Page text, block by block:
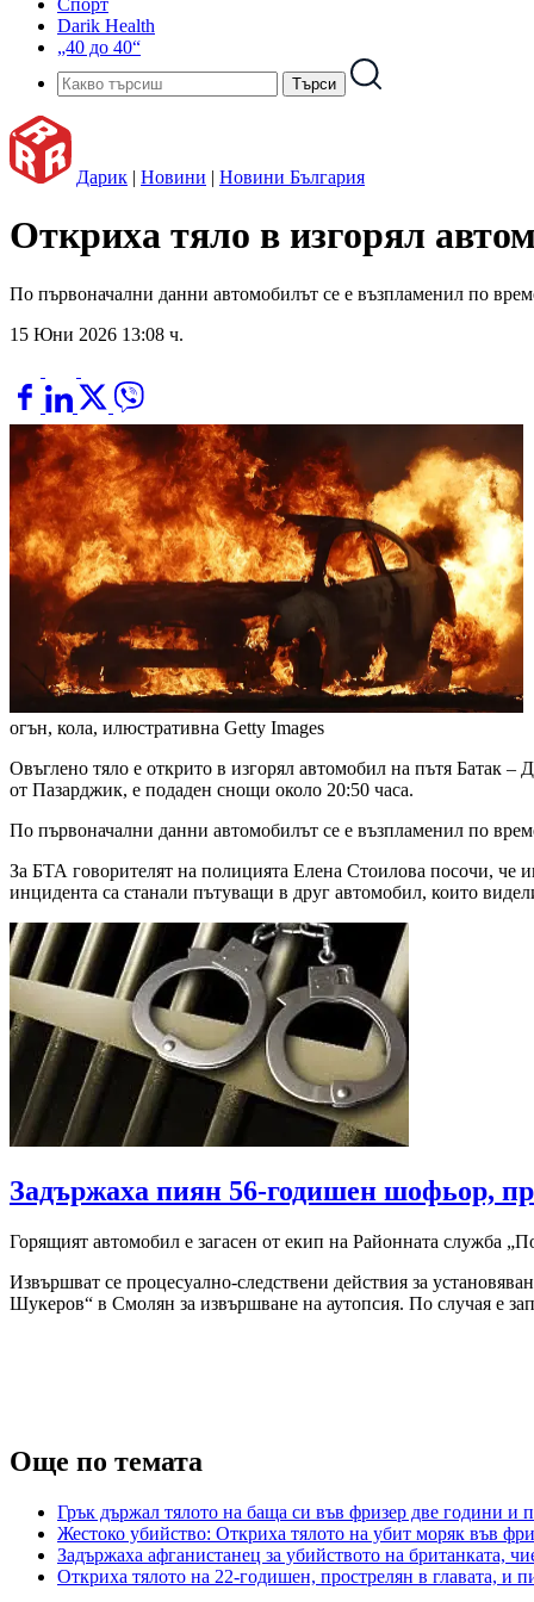
Спорт
Darik Health
„40 до 40“
Дарик | Новини | Новини България
Откриха тяло в изгорял
По първоначални данни автомобилът се е възпламенил по
15 Юни 2026 13:08 ч.
огън, кола, илюстративна Getty Images
Овъглено тяло е открито в изгорял автомобил на пътя Батак
от Пазарджик, е подаден снощи около 20:50 часа.
По първоначални данни автомобилът се е възпламенил по
За БТА говорителят на полицията Елена Стоилова посочи, че
инцидента са станали пътуващи в друг автомобил, които
Задържаха пиян 56-годишен шофьор,
Горящият автомобил е загасен от екип на Районната служба
Извършват се процесуално-следствени действия за
Шукеров“ в Смолян за извършване на аутопсия. По случая е
Още по темата
Грък държал тялото на баща си във фризер две години и
Жестоко убийство: Откриха тялото на убит моряк във
Задържаха афганистанец за убийството на британката,
Откриха тялото на 22-годишен, прострелян в главата, и